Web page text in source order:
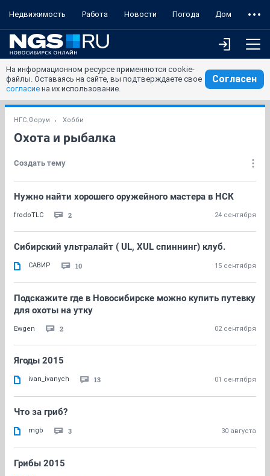
Недвижимость Работа Новости Погода Дом
На информационном ресурсе применяются cookie-
файлы. Оставаясь на сайте, вы подтверждаете свое
согласие на их использование.
Согласен
НГС.Форум Хобби
Охота и рыбалка
Создать тему
Нужно найти хорошего оружейного мастера в НСК
frodoTLC 2 24 сентября
Сибирский ультралайт ( UL, XUL спиннинг) клуб.
САВИР 10 15 сентября
Подскажите где в Новосибирске можно купить путевку
для охоты на утку
Ewgen 2 02 сентября
Ягоды 2015
ivan_ivanych 13 01 сентября
Что за гриб?
mgb 3 30 августа
Грибы 2015